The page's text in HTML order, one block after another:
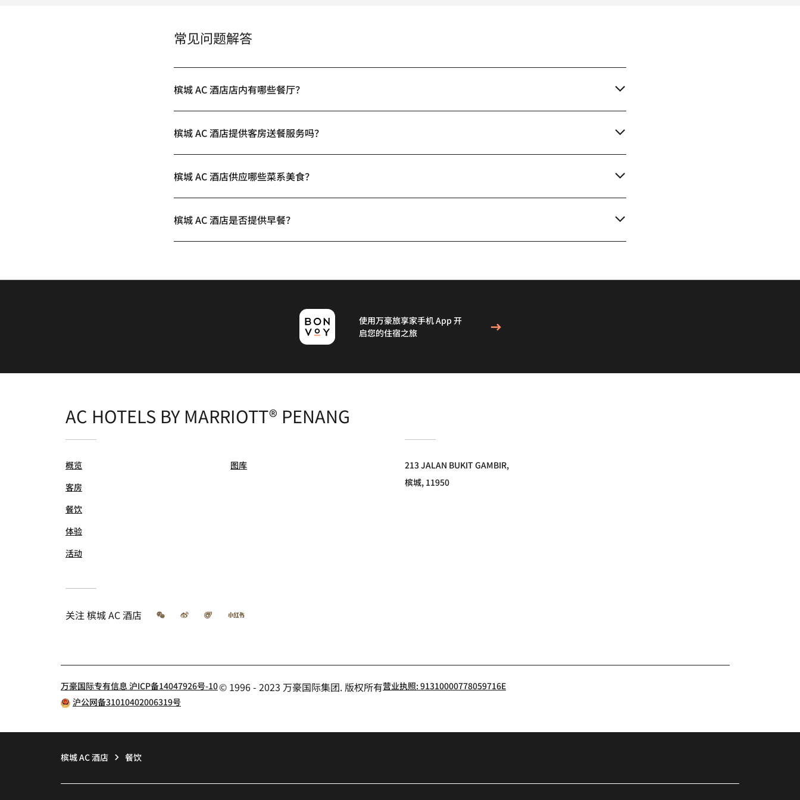
常见问题解答
槟城 AC 酒店店内有哪些餐厅？
槟城 AC 酒店提供客房送餐服务吗？
槟城 AC 酒店供应哪些菜系美食？
槟城 AC 酒店是否提供早餐？
使用万豪旅享家手机 App 开
启您的住宿之旅
AC HOTELS BY MARRIOTT® PENANG
概览
客房
餐饮
体验
活动
图库
213 JALAN BUKIT GAMBIR,
槟城, 11950
关注槟城 AC 酒店 微信 微博 飞猪 小红书
万豪国际专有信息 沪ICP备14047926号-10© 1996 - 2023 万豪国际集团. 版权所有营业执照: 91310000778059716E
沪公网备31010402006319号
槟城 AC 酒店 餐饮